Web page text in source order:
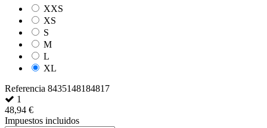
XXS
XS
S
M
L
XL
Referencia 8435148184817
1
48,94 €
Impuestos incluidos